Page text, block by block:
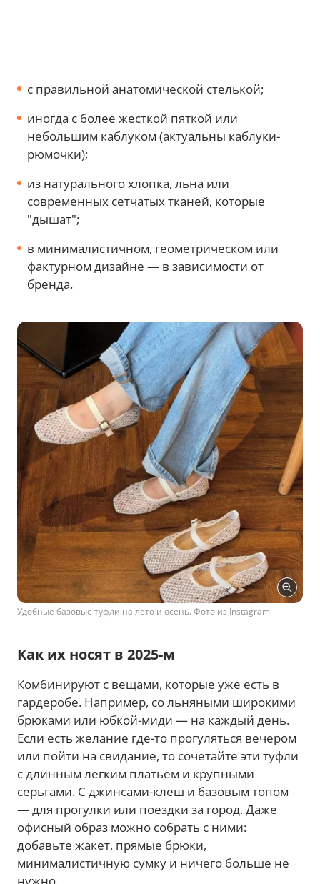
с правильной анатомической стелькой;
иногда с более жесткой пяткой или
небольшим каблуком (актуальны каблуки-
рюмочки);
из натурального хлопка, льна или
современных сетчатых тканей, которые
"дышат";
в минималистичном, геометрическом или
фактурном дизайне — в зависимости от
бренда.
Удобные базовые туфли на лето и осень. Фото из Instagram
Как их носят в 2025-м
Комбинируют с вещами, которые уже есть в
гардеробе. Например, со льняными широкими
брюками или юбкой-миди — на каждый день.
Если есть желание где-то прогуляться вечером
или пойти на свидание, то сочетайте эти туфли
с длинным легким платьем и крупными
серьгами. С джинсами-клеш и базовым топом
— для прогулки или поездки за город. Даже
офисный образ можно собрать с ними:
добавьте жакет, прямые брюки,
минималистичную сумку и ничего больше не